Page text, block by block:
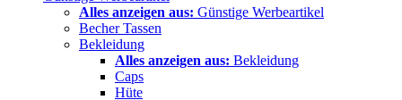
Alles anzeigen aus: Günstige Werbeartikel
Becher Tassen
Bekleidung
Alles anzeigen aus: Bekleidung
Caps
Hüte